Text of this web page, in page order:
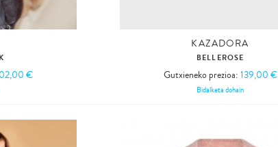
€
KAZADORA
BELLEROSE
Gutxieneko prezioa: 139,00 €
Bidalketa dohain